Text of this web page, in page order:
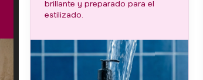
brillante y preparado para el
estilizado.